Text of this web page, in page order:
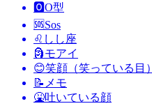
🅾️O型
🆘Sos
♌ しし座
🗿モアイ
😊笑顔（笑っている目）
📝 メモ
🤮吐いている顔